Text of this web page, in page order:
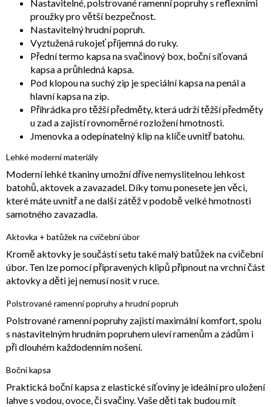
Nastavitelné, polstrované ramenní popruhy s reflexními
proužky pro větší bezpečnost.
Nastavitelný hrudní popruh.
Vyztužená rukojeť příjemná do ruky.
Přední termo kapsa na svačinový box, boční síťovaná
kapsa a průhledná kapsa.
Pod klopou na suchý zip je speciální kapsa na penál a
hlavní kapsa na zip.
Přihrádka pro těžší předměty, která udrží těžší předměty
u zad a zajistí rovnoměrné rozložení hmotnosti.
Jmenovka a odepínatelný klip na klíče uvnitř batohu.
Lehké moderní materiály
Moderní lehké tkaniny umožní dříve nemyslitelnou lehkost
batohů, aktovek a zavazadel. Díky tomu ponesete jen věci,
které máte uvnitř a ne další zátěž v podobě velké hmotnosti
samotného zavazadla.
Aktovka + batůžek na cvičební úbor
Kromě aktovky je součástí setu také malý batůžek na cvičební
úbor. Ten lze pomocí připravených klipů připnout na vrchní část
aktovky a děti jej nemusí nosit v ruce.
Polstrované ramenní popruhy a hrudní popruh
Polstrované ramenní popruhy zajistí maximální komfort, spolu
s nastavitelným hrudním popruhem uleví ramenům a zádům i
při dlouhém každodenním nošení.
Boční kapsa
Praktická boční kapsa z elastické síťoviny je ideální pro uložení
lahve s vodou, ovoce, či svačiny. Vaše děti tak budou mít